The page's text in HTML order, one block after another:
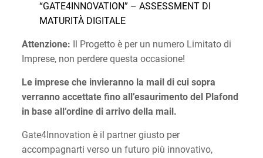
“GATE4INNOVATION” – ASSESSMENT DI
MATURITÀ DIGITALE
Attenzione:
Il Progetto è per un numero Limitato di
Imprese, non perdere questa occasione!
Le imprese che invieranno la mail di cui sopra
verranno accettate fino all’esaurimento del Plafond
in base all’ordine di arrivo della mail.
Gate4Innovation è il partner giusto per
accompagnarti verso un futuro più innovativo,